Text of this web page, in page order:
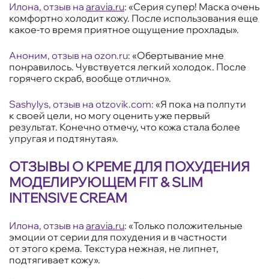
Илона, отзыв на aravia.ru: «Серия супер! Маска очень
комфортно холодит кожу. После использования еще
какое-то время приятное ощущение прохлады».
Аноним, отзыв на ozon.ru: «Обертывание мне
понравилось. Чувствуется легкий холодок. После
горячего скраб, вообще отлично».
Sashylys, отзыв на otzovik.com: «Я пока на полпути
к своей цели, но могу оценить уже первый
результат. Конечно отмечу, что кожа стала более
упругая и подтянутая».
ОТЗЫВЫ О КРЕМЕ ДЛЯ ПОХУДЕНИЯ
МОДЕЛИРУЮЩЕМ FIT & SLIM
INTENSIVE CREAM
Илона, отзыв на aravia.ru: «Только положительные
эмоции от серии для похудения и в частности
от этого крема. Текстура нежная, не липнет,
подтягивает кожу».